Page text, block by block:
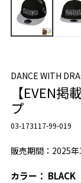
DANCE WITH
【EVEN
プ
03-173117-99-019
販売期間：2025
カラー： BLACK